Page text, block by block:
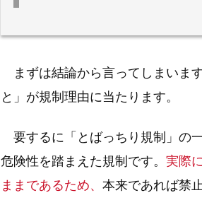
まずは結論から言ってしまいま
と」が規制理由に当たります。
要するに「とばっちり規制」の
危険性を踏まえた規制です。 実際
ままであるため、 本来であれば禁